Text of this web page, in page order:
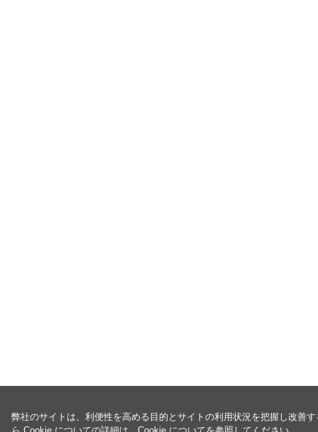
弊社のサイトは、利便性を高める目的とサイトの利用状況を把握し改善